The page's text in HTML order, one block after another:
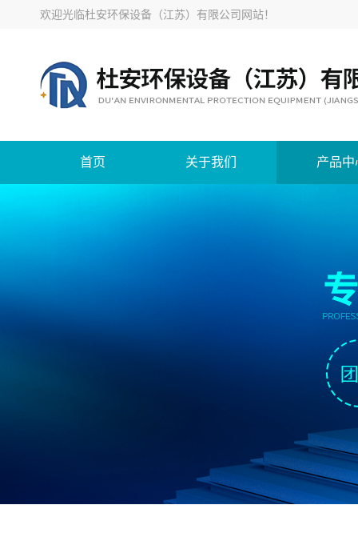
欢迎光临杜安环保设备（江苏）有限公司网站！
首页 关于我们 产品中